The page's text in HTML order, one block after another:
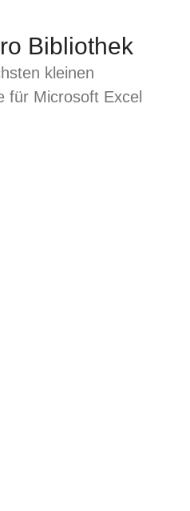
Bibliothek
kleinen
für Microsoft Excel